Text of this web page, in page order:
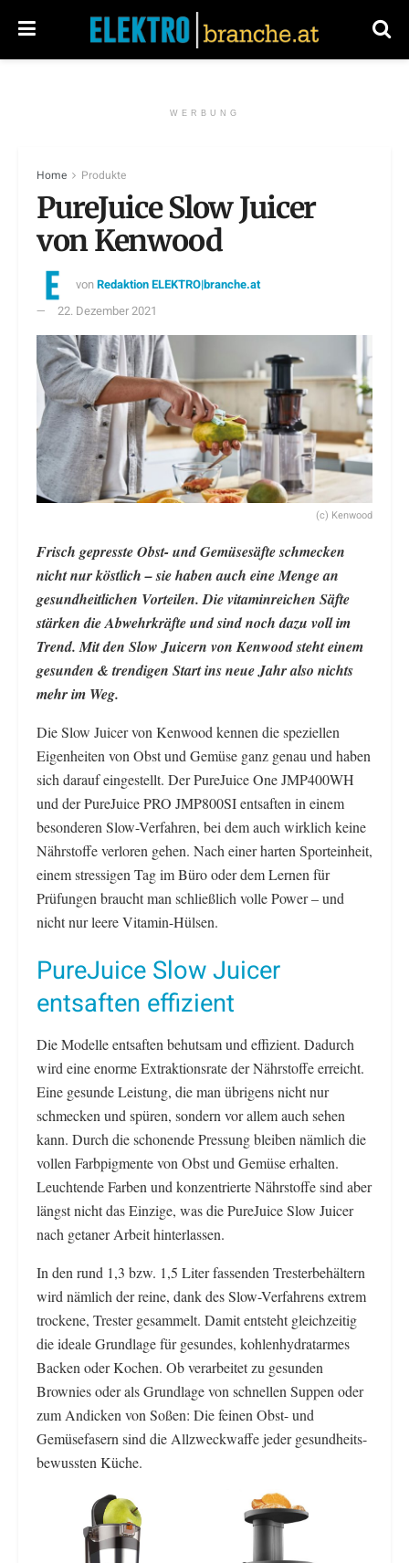
WERBUNG
Home Produkte
PureJuice Slow Juicer
von Kenwood
vonRedaktion ELEKTRO|branche.at
22. Dezember 2021
(c) Kenwood
Frisch gepresste Obst- und Gemüsesäfte schmecken
nicht nur köstlich – sie haben auch eine Menge an
gesundheitlichen Vorteilen. Die vitaminreichen Säfte
stärken die Abwehrkräfte und sind noch dazu voll im
Trend. Mit den Slow Juicern von Kenwood steht einem
gesunden & trendigen Start ins neue Jahr also nichts
mehr im Weg.
Die Slow Juicer von Kenwood kennen die speziellen
Eigenheiten von Obst und Gemüse ganz genau und haben
sich darauf eingestellt. Der PureJuice One JMP400WH
und der PureJuice PRO JMP800SI entsaften in einem
besonderen Slow-Verfahren, bei dem auch wirklich keine
Nährstoffe verloren gehen. Nach einer harten Sporteinheit,
einem stressigen Tag im Büro oder dem Lernen für
Prüfungen braucht man schließlich volle Power – und
nicht nur leere Vitamin-Hülsen.
PureJuice Slow Juicer
entsaften effizient
Die Modelle entsaften behutsam und effizient. Dadurch
wird eine enorme Extraktionsrate der Nährstoffe erreicht.
Eine gesunde Leistung, die man übrigens nicht nur
schmecken und spüren, sondern vor allem auch sehen
kann. Durch die schonende Pressung bleiben nämlich die
vollen Farbpigmente von Obst und Gemüse erhalten.
Leuchtende Farben und konzentrierte Nährstoffe sind aber
längst nicht das Einzige, was die PureJuice Slow Juicer
nach getaner Arbeit hinterlassen.
In den rund 1,3 bzw. 1,5 Liter fassenden Tresterbehältern
wird nämlich der reine, dank des Slow-Verfahrens extrem
trockene, Trester gesammelt. Damit entsteht gleichzeitig
die ideale Grundlage für gesundes, kohlenhydratarmes
Backen oder Kochen. Ob verarbeitet zu gesunden
Brownies oder als Grundlage von schnellen Suppen oder
zum Andicken von Soßen: Die feinen Obst- und
Gemüsefasern sind die Allzweckwaffe jeder gesundheits-
bewussten Küche.